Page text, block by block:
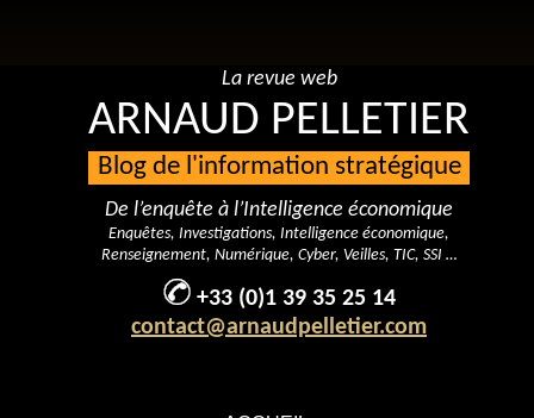
La revue web
ARNAUD PELLETIER
Blog de l'information stratégique
De l’enquête à l’Intelligence économique
Enquêtes, Investigations, Intelligence économique,
Renseignement, Numérique, Cyber, Veilles, TIC, SSI …
+33 (0)1 39 35 25 14
contact@arnaudpelletier.com